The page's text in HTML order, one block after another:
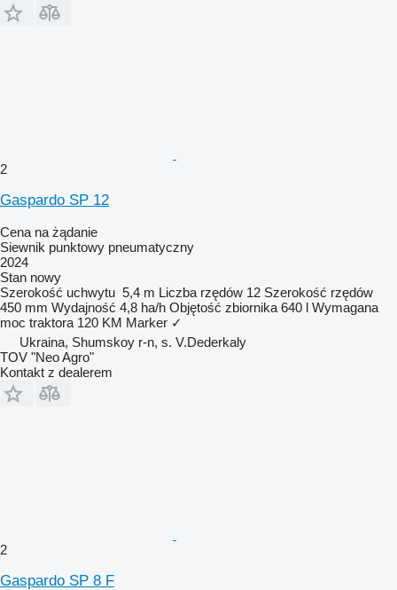
2
Gaspardo SP 12
Cena na żądanie
Siewnik punktowy pneumatyczny
2024
Stan nowy
Szerokość uchwytu 5,4 m Liczba rzędów 12 Szerokość rzędów
450 mm Wydajność 4,8 ha/h Objętość zbiornika 640 l Wymagana
moc traktora 120 KM Marker ✓
Ukraina, Shumskoy r-n, s. V.Dederkaly
TOV "Neo Agro"
Kontakt z dealerem
2
Gaspardo SP 8 F